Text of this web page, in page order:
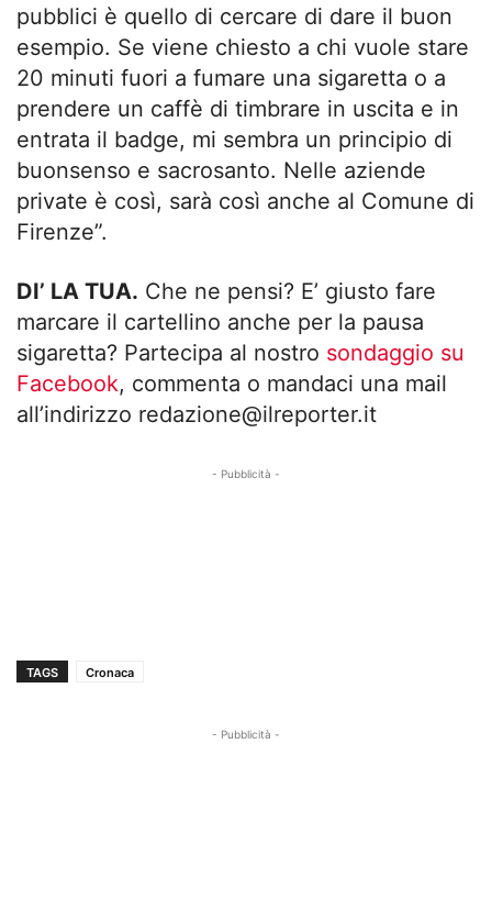
pubblici è quello di cercare di dare il buon
esempio. Se viene chiesto a chi vuole stare
20 minuti fuori a fumare una sigaretta o a
prendere un caffè di timbrare in uscita e in
entrata il badge, mi sembra un principio di
buonsenso e sacrosanto. Nelle aziende
private è così, sarà così anche al Comune di
Firenze”.
DI’ LA TUA. Che ne pensi? E’ giusto fare
marcare il cartellino anche per la pausa
sigaretta? Partecipa al nostro sondaggio su
Facebook, commenta o mandaci una mail
all’indirizzo redazione@ilreporter.it
- Pubblicità -
TAGS Cronaca
- Pubblicità -